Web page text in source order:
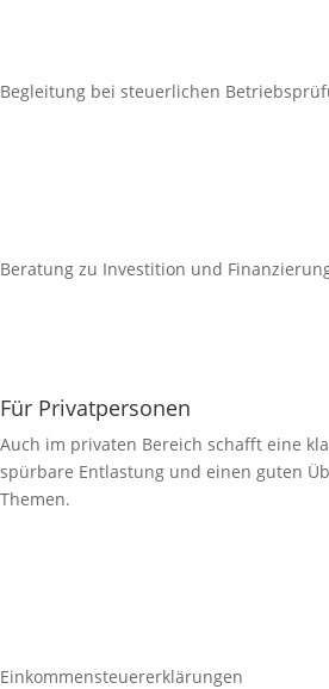
Begleitung bei steuerlichen
Beratung zu Investition und
Für Privatpersonen
Auch im privaten Bereich schafft eine
spürbare Entlastung und einen guten
Themen.
Einkommensteuererklärungen